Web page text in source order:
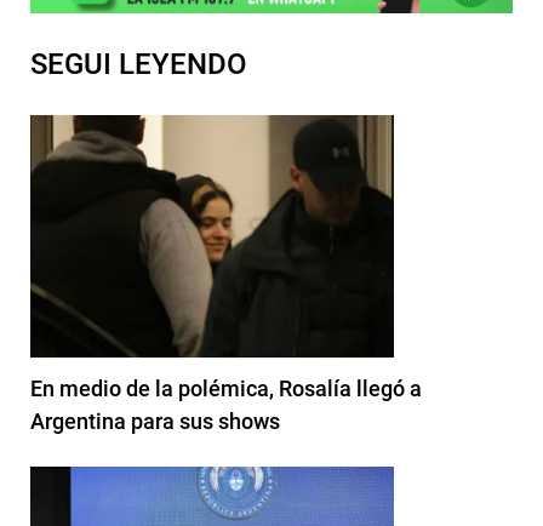
SEGUI LEYENDO
En medio de la polémica, Rosalía llegó a
Argentina para sus shows